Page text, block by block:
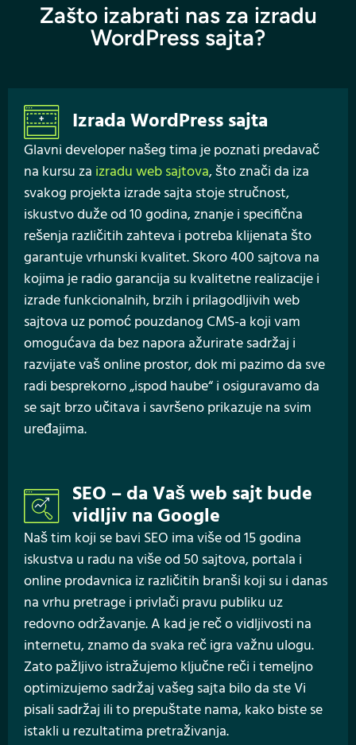
Zašto izabrati nas za izradu
WordPress sajta?
Izrada WordPress sajta
Glavni developer našeg tima je poznati predavač
na kursu za izradu web sajtova, što znači da iza
svakog projekta izrade sajta stoje stručnost,
iskustvo duže od 10 godina, znanje i specifična
rešenja različitih zahteva i potreba klijenata što
garantuje vrhunski kvalitet. Skoro 400 sajtova na
kojima je radio garancija su kvalitetne realizacije i
izrade funkcionalnih, brzih i prilagodljivih web
sajtova uz pomoć pouzdanog CMS-a koji vam
omogućava da bez napora ažurirate sadržaj i
razvijate vaš online prostor, dok mi pazimo da sve
radi besprekorno „ispod haube“ i osiguravamo da
se sajt brzo učitava i savršeno prikazuje na svim
uređajima.
SEO – da Vaš web sajt bude
vidljiv na Google
Naš tim koji se bavi SEO ima više od 15 godina
iskustva u radu na više od 50 sajtova, portala i
online prodavnica iz različitih branši koji su i danas
na vrhu pretrage i privlači pravu publiku uz
redovno održavanje. A kad je reč o vidljivosti na
internetu, znamo da svaka reč igra važnu ulogu.
Zato pažljivo istražujemo ključne reči i temeljno
optimizujemo sadržaj vašeg sajta bilo da ste Vi
pisali sadržaj ili to prepuštate nama, kako biste se
istakli u rezultatima pretraživanja.